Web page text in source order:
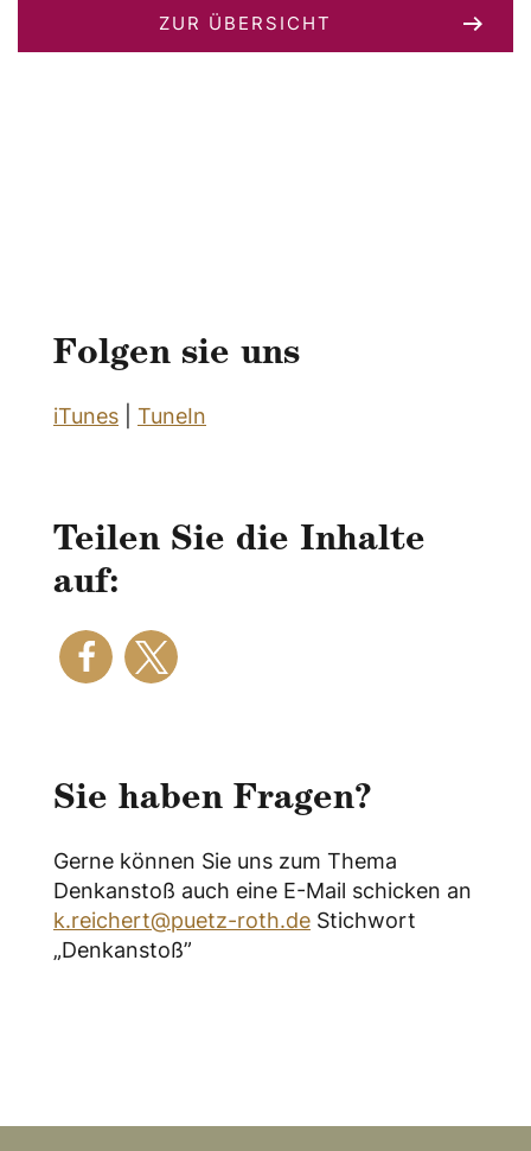
ZUR ÜBERSICHT
Folgen sie uns
iTunes TuneIn
Teilen Sie die Inhalte
auf:
Sie haben Fragen?
Gerne können Sie uns zum Thema
Denkanstoß auch eine E-Mail schicken an
k.reichert@puetz-roth.de Stichwort
„Denkanstoß”